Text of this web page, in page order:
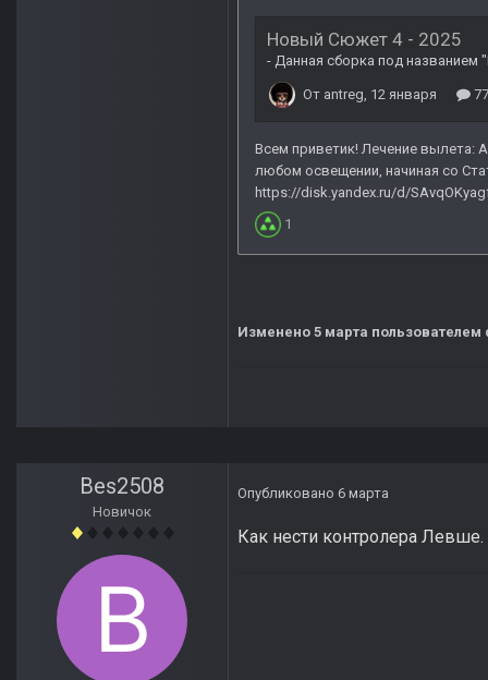
Изменено 5 марта пользователем
Bes2508
Новичок
Опубликовано 6 марта
Как нести контролера